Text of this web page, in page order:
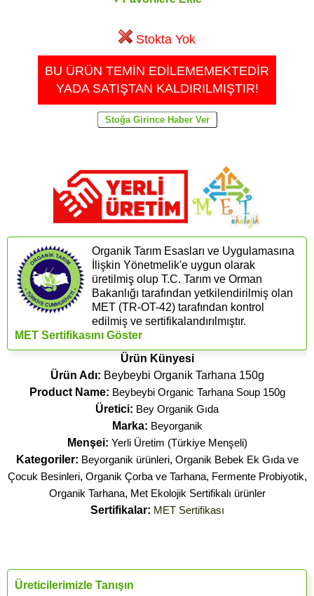
Stokta Yok
BU ÜRÜN TEMİN EDİLEMEMEKTEDİR
YADA SATIŞTAN KALDIRILMIŞTIR!
Organik Tarım Esasları ve Uygulamasına
İlişkin Yönetmelik'e uygun olarak
üretilmiş olup T.C. Tarım ve Orman
Bakanlığı tarafından yetkilendirilmiş olan
MET (TR-OT-42) tarafından kontrol
edilmiş ve sertifikalandırılmıştır.
MET Sertifikasını Göster
Ürün Künyesi
Ürün Adı: Beybeybi Organik Tarhana 150g
Product Name: Beybeybi Organic Tarhana Soup 150g
Üretici: Bey Organik Gıda
Marka: Beyorganik
Menşei: Yerli Üretim (Türkiye Menşeli)
Kategoriler: Beyorganik ürünleri, Organik Bebek Ek Gıda ve
Çocuk Besinleri, Organik Çorba ve Tarhana, Fermente Probiyotik,
Organik Tarhana, Met Ekolojik Sertifikalı ürünler
Sertifikalar: MET Sertifikası
Üreticilerimizle Tanışın